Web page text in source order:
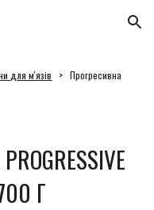
Skip to navigation
для м'язів > Прогресивна
Г